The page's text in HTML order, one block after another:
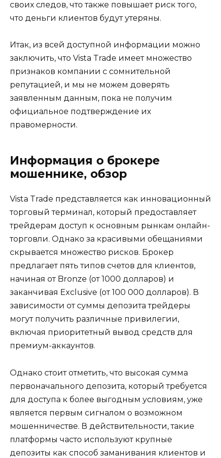
своих следов, что также повышает риск того,
что деньги клиентов будут утеряны.
Итак, из всей доступной информации можно
заключить, что Vista Trade имеет множество
признаков компании с сомнительной
репутацией, и мы не можем доверять
заявленным данным, пока не получим
официальное подтверждение их
правомерности.
Информация о брокере
мошеннике, обзор
Vista Trade представляется как инновационный
торговый терминал, который предоставляет
трейдерам доступ к основным рынкам онлайн-
торговли. Однако за красивыми обещаниями
скрывается множество рисков. Брокер
предлагает пять типов счетов для клиентов,
начиная от Bronze (от 1000 долларов) и
заканчивая Exclusive (от 100 000 долларов). В
зависимости от суммы депозита трейдеры
могут получить различные привилегии,
включая приоритетный вывод средств для
премиум-аккаунтов.
Однако стоит отметить, что высокая сумма
первоначального депозита, который требуется
для доступа к более выгодным условиям, уже
является первым сигналом о возможном
мошенничестве. В действительности, такие
платформы часто используют крупные
депозиты как способ заманивания клиентов и